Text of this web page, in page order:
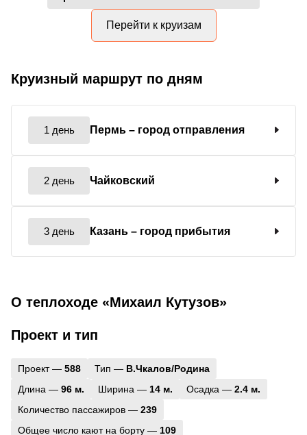
Перейти к круизам
Круизный маршрут по дням
1 день Пермь – город отправления
2 день Чайковский
3 день Казань – город прибытия
О теплоходе «Михаил Кутузов»
Проект и тип
Проект — 588 Тип — В.Чкалов/Родина
Длина — 96 м. Ширина — 14 м. Осадка — 2.4 м.
Количество пассажиров — 239
Общее число кают на борту — 109